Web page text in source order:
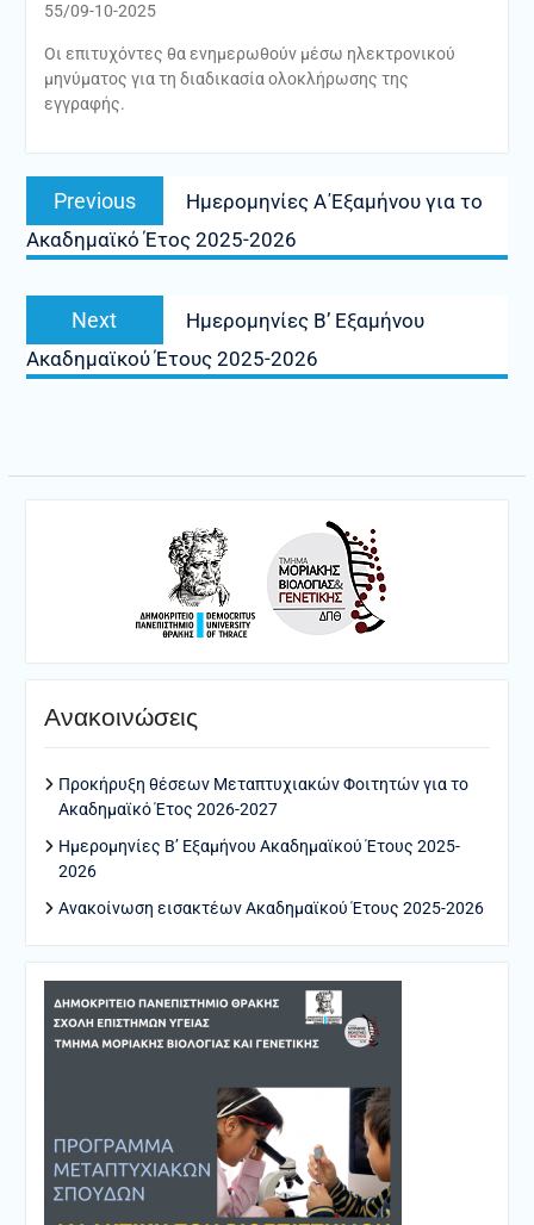
55/09-10-2025
Οι επιτυχόντες θα ενημερωθούν μέσω ηλεκτρονικού
μηνύματος για τη διαδικασία ολοκλήρωσης της
εγγραφής.
Πλοήγηση
άρθρων
Previous
Previous
post:
Ημερομηνίες Α΄Εξαμήνου για το
Ακαδημαϊκό Έτος 2025-2026
Next
Next
post:
Ημερομηνίες Β’ Εξαμήνου
Ακαδημαϊκού Έτους 2025-2026
Ανακοινώσεις
Προκήρυξη θέσεων Μεταπτυχιακών Φοιτητών για το
Ακαδημαϊκό Έτος 2026-2027
Ημερομηνίες Β’ Εξαμήνου Ακαδημαϊκού Έτους 2025-
2026
Ανακοίνωση εισακτέων Ακαδημαϊκού Έτους 2025-2026